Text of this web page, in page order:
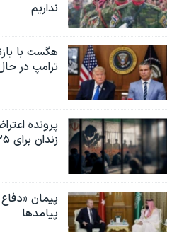
نداریم
هگست با
ترامپ در
زندان برای ۲۵ معترض در اردبیل
پیمان
پیامدها